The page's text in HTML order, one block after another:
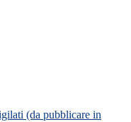
(da pubblicare in